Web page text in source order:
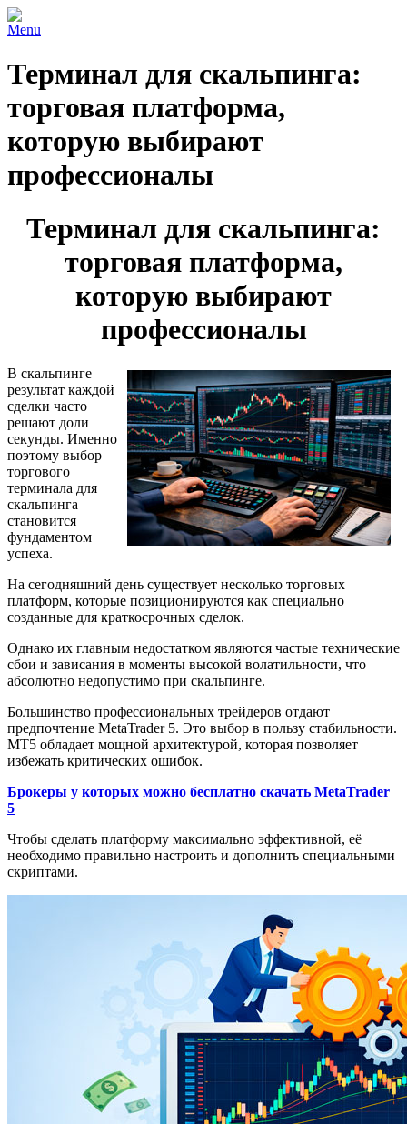
Menu
Терминал для скальпинга:
торговая платформа,
которую выбирают
профессионалы
Терминал для скальпинга:
торговая платформа,
которую выбирают
профессионалы
В скальпинге
результат каждой
сделки часто
решают доли
секунды. Именно
поэтому выбор
торгового
терминала для
скальпинга
становится
фундаментом
успеха.
На сегодняшний день существует несколько торговых
платформ, которые позиционируются как специально
созданные для краткосрочных сделок.
Однако их главным недостатком являются частые технические
сбои и зависания в моменты высокой волатильности, что
абсолютно недопустимо при скальпинге.
Большинство профессиональных трейдеров отдают
предпочтение MetaTrader 5. Это выбор в пользу стабильности.
MT5 обладает мощной архитектурой, которая позволяет
избежать критических ошибок.
Брокеры у которых можно бесплатно скачать MetaTrader
5
Чтобы сделать платформу максимально эффективной, её
необходимо правильно настроить и дополнить специальными
скриптами.